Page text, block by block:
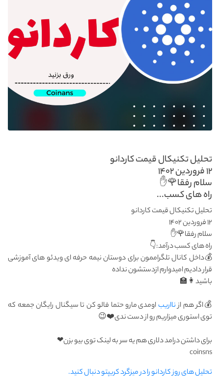
تحلیل تکنیکال قیمت کاردانو
۱۲ فروردین ۱۴۰۲
سلام رفقا🌹✋
راه های کسب...
تحلیل تکنیکال قیمت کاردانو
۱۲ فروردین ۱۴۰۲
سلام رفقا🌹✋
راه های کسب درآمد:👇
💰داخل کانال تلگراممون برای دوستان نیمه حرفه ای ویدئو های آموزشی
قرار دادیم امیدوارم ازدستشون نداده
باشید👩‍🏫
💰اگر هم ازنااریباومدی مارو حتما فالو کن تا سیگنال رایگان جمعه که
توی استوری میزاریم رو از دست ندی❤️😉
برای داشتن درامد دلاری هم یه سر به لینک توی بیو بزن❤
coinsns
تحلیل های روز کاردانو را در میزگرد کریپتو دنبال کنید.